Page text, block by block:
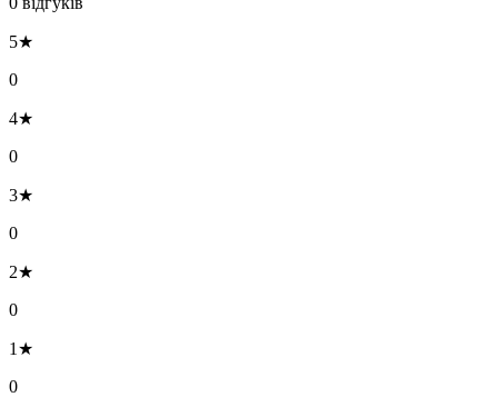
5★
0
4★
0
3★
0
2★
0
1★
0